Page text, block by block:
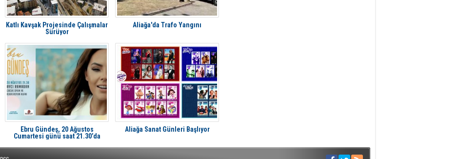
Katlı Kavşak Projesinde Çalışmalar
Sürüyor
Aliağa'da Trafo Yangını
Ebru Gündeş, 20 Ağustos
Cumartesi günü saat 21.30’da
Aliağa Sanat Günleri Başlıyor